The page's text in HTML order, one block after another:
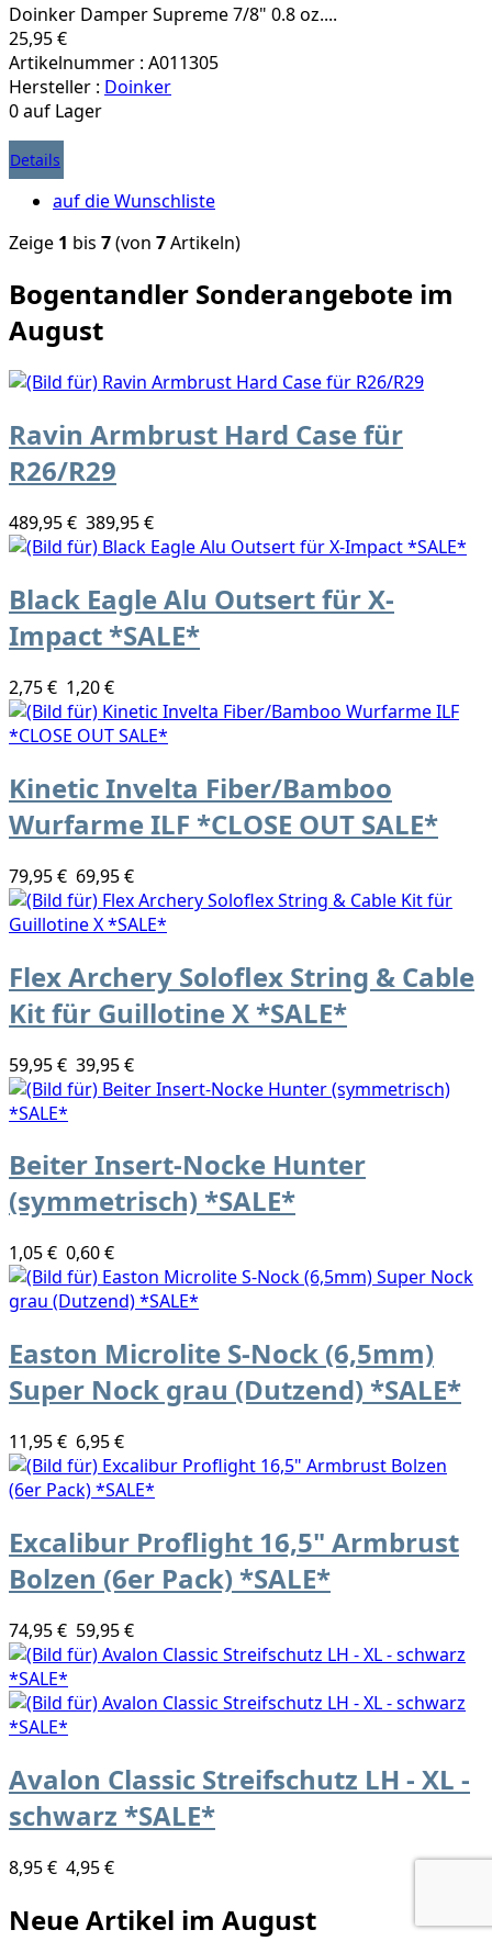
Doinker Damper Supreme 7/8" 0.8 oz....
25,95 €
Artikelnummer : A011305
Hersteller : Doinker
0 auf Lager
Details
auf die Wunschliste
Zeige 1 bis 7(von 7Artikeln)
Bogentandler Sonderangebote im
August
Ravin Armbrust Hard Case für
R26/R29
489,95 € 389,95 €
Black Eagle Alu Outsert für X-
Impact *SALE*
2,75 € 1,20 €
Kinetic Invelta Fiber/Bamboo
Wurfarme ILF *CLOSE OUT SALE*
79,95 € 69,95 €
Flex Archery Soloflex String & Cable
Kit für Guillotine X *SALE*
59,95 € 39,95 €
Beiter Insert-Nocke Hunter
(symmetrisch) *SALE*
1,05 € 0,60 €
Easton Microlite S-Nock (6,5mm)
Super Nock grau (Dutzend) *SALE*
11,95 € 6,95 €
Excalibur Proflight 16,5" Armbrust
Bolzen (6er Pack) *SALE*
74,95 € 59,95 €
Avalon Classic Streifschutz LH - XL -
schwarz *SALE*
8,95 € 4,95 €
Neue Artikel im August